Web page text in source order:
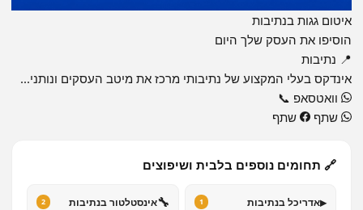
איטום גגות בנתיבות
הוסיפו את העסק שלך היום
📍 נתיבות
אינדקס בעלי המקצוע של נתיבותי מרכז את מיטב העסקים ונותני...
וואטסאפ 📞
שתף
שתף
🔗 תחומים נוספים בלבית ושיפוצים
▸אדריכל בנתיבות 1
🔧אינסטלטור בנתיבות 2